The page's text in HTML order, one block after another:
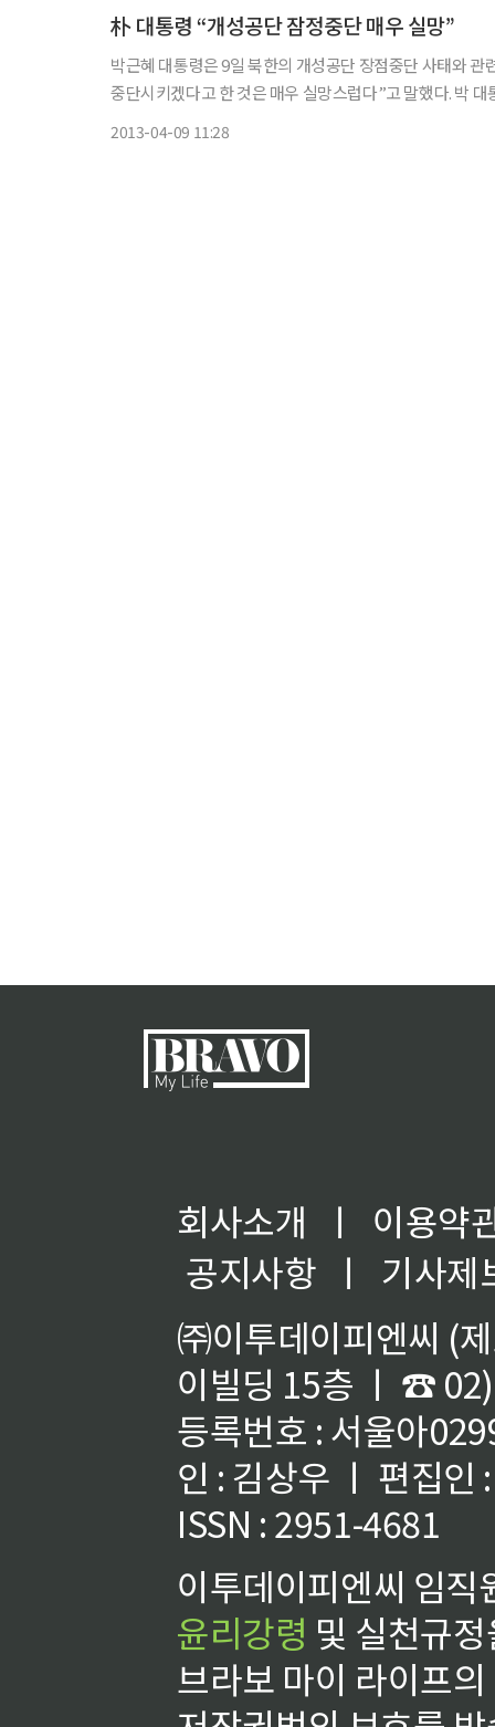
朴 대통령 “개성공단 잠정중단 매우 실망”
박근혜 대통령은 9일 북한의 개성공단 장점중단 사태와
중단시키겠다고 한 것은 매우 실망스럽다”고 말했다. 박 대통령은 이날 청와대에서 열린 국무회의 모두발언에서 “북한은 그릇된 행
2013-04-09 11:28
회사소개 ㅣ
이용약
공지사항
ㅣ
기사제
㈜이투데이피엔씨 (
이빌딩 15층 ㅣ ☎
등록번호 : 서울아
인 : 김상우 ㅣ 편집인
ISSN : 2951-4681
이투데이피엔씨 임
윤리강령 및 실천규
브라보 마이 라이프